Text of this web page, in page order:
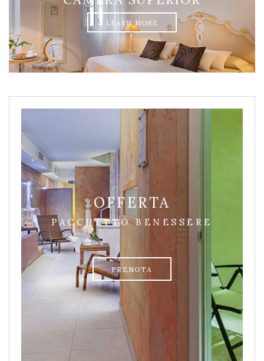
LEARN MORE
OFFERTA
PACCHETTO BENESSERE
PRENOTA